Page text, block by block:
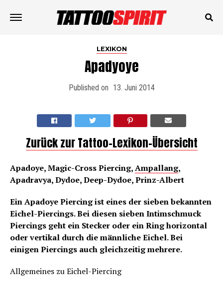
LEXIKON
Apadyoye
Published on 13. Juni 2014
Zurück zur Tattoo-Lexikon-Übersicht
Apadoye, Magic-Cross Piercing,Ampallang,
Apadravya, Dydoe, Deep-Dydoe, Prinz-Albert
Ein Apadoye Piercing ist eines der sieben bekannten
Eichel-Piercings. Bei diesen sieben Intimschmuck
Piercings geht ein Stecker oder ein Ring horizontal
oder vertikal durch die männliche Eichel. Bei
einigen Piercings auch gleichzeitig mehrere.
Allgemeines zu Eichel-Piercing